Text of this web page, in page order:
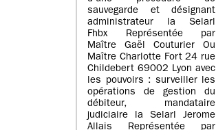
sauvegarde et désignant
administrateur la Selarl
Fhbx Représentée par
Maître Gaël Couturier Ou
Maître Charlotte Fort 24 rue
Childebert 69002 Lyon avec
les pouvoirs : surveiller les
opérations de gestion du
débiteur, mandataire
judiciaire la Selarl Jerome
Allais Représentée par